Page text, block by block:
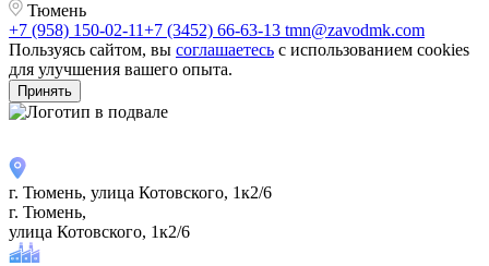
Тюмень
+7 (958) 150-02-11+7 (3452) 66-63-13 tmn@zavodmk.com
Пользуясь сайтом, вы соглашаетесь с использованием cookies
для улучшения вашего опыта.
Принять
г. Тюмень, улица Котовского, 1к2/6
г. Тюмень,
улица Котовского, 1к2/6